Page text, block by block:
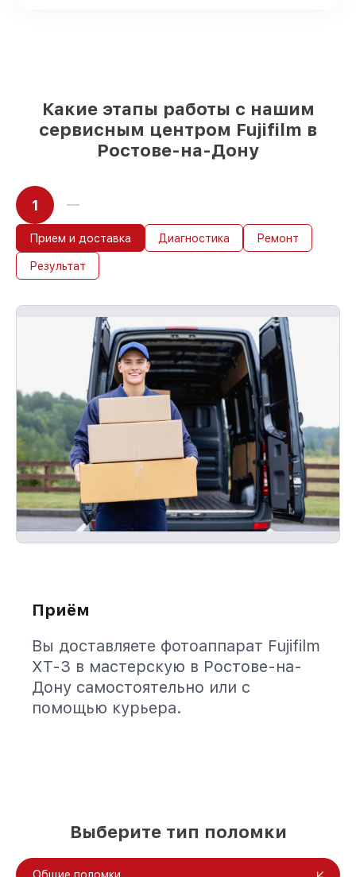
Какие этапы работы с нашим
сервисным центром Fujifilm в
Ростове-на-Дону
1
Прием и доставка Диагностика Ремонт
Результат
Приём
Вы доставляете фотоаппарат Fujifilm
XT-3 в мастерскую в Ростове-на-
Дону самостоятельно или с
помощью курьера.
Выберите тип поломки